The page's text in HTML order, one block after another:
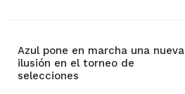
Azul pone en marcha una nueva
ilusión en el torneo de
selecciones